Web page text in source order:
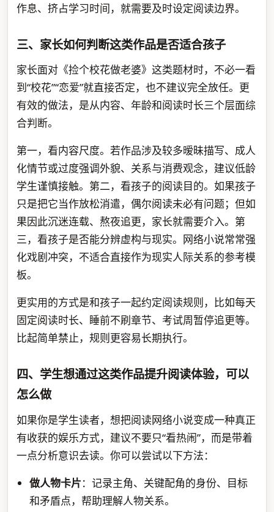
作息、挤占学习时间，就需要及时设定阅读边界。
三、家长如何判断这类作品是否适合孩子
家长面对《捡个校花做老婆》这类题材时，不必一看
到“校花”“恋爱”就直接否定，也不建议完全放任。更
有效的做法，是从内容、年龄和阅读时长三个层面综
合判断。
第一，看内容尺度。若作品涉及较多暧昧描写、成人
化情节或过度强调外貌、关系与消费观念，建议低龄
学生谨慎接触。第二，看孩子的阅读目的。如果孩子
只是把它当作放松消遣，偶尔阅读未必有问题；但如
果因此沉迷连载、熬夜追更，家长就需要介入。第
三，看孩子是否能分辨虚构与现实。网络小说常常强
化戏剧冲突，不适合直接作为现实人际关系的参考模
板。
更实用的方式是和孩子一起约定阅读规则，比如每天
固定阅读时长、睡前不刷章节、考试周暂停追更等。
比起简单禁止，规则更容易长期执行。
四、学生想通过这类作品提升阅读体验，可以
怎么做
如果你是学生读者，想把阅读网络小说变成一种真正
有收获的娱乐方式，建议不要只“看热闹”，而是带着
一点分析意识去读。你可以尝试以下方法：
做人物卡片：记录主角、关键配角的身份、目标
和矛盾点，帮助理解人物关系。